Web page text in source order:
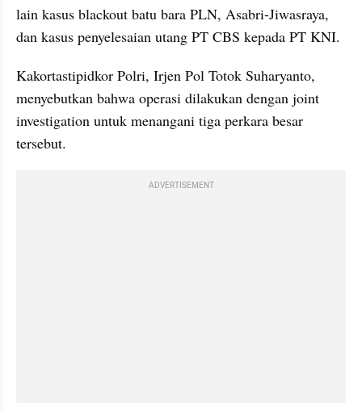
lain kasus blackout batu bara PLN, Asabri-Jiwasraya,
dan kasus penyelesaian utang PT CBS kepada PT KNI.
Kakortastipidkor Polri, Irjen Pol Totok Suharyanto,
menyebutkan bahwa operasi dilakukan dengan joint
investigation untuk menangani tiga perkara besar
tersebut.
ADVERTISEMENT